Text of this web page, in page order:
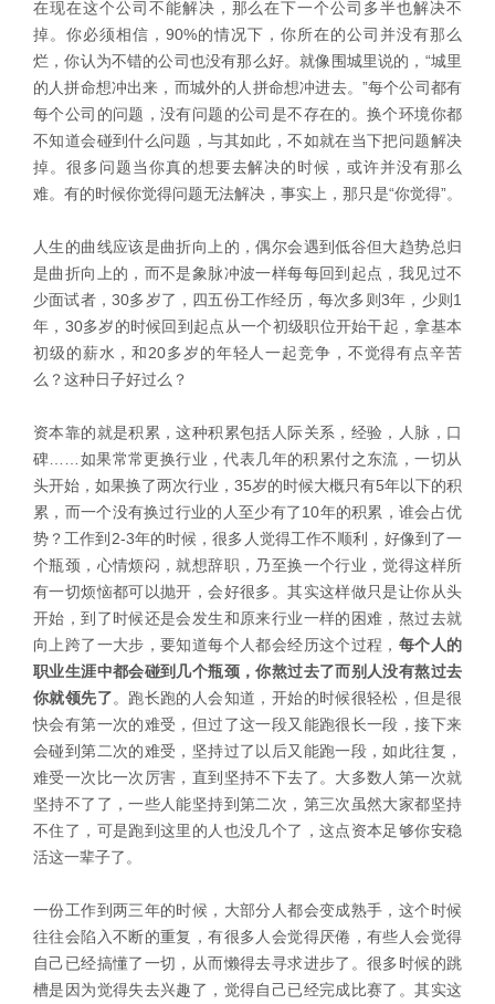
在现在这个公司不能解决，那么在下一个公司多半也解决不
掉。你必须相信，90%的情况下，你所在的公司并没有那么
烂，你认为不错的公司也没有那么好。就像围城里说的，“城里
的人拼命想冲出来，而城外的人拼命想冲进去。”每个公司都有
每个公司的问题，没有问题的公司是不存在的。换个环境你都
不知道会碰到什么问题，与其如此，不如就在当下把问题解决
掉。很多问题当你真的想要去解决的时候，或许并没有那么
难。有的时候你觉得问题无法解决，事实上，那只是“你觉得”。
人生的曲线应该是曲折向上的，偶尔会遇到低谷但大趋势总归
是曲折向上的，而不是象脉冲波一样每每回到起点，我见过不
少面试者，30多岁了，四五份工作经历，每次多则3年，少则1
年，30多岁的时候回到起点从一个初级职位开始干起，拿基本
初级的薪水，和20多岁的年轻人一起竞争，不觉得有点辛苦
么？这种日子好过么？
资本靠的就是积累，这种积累包括人际关系，经验，人脉，口
碑……如果常常更换行业，代表几年的积累付之东流，一切从
头开始，如果换了两次行业，35岁的时候大概只有5年以下的积
累，而一个没有换过行业的人至少有了10年的积累，谁会占优
势？工作到2-3年的时候，很多人觉得工作不顺利，好像到了一
个瓶颈，心情烦闷，就想辞职，乃至换一个行业，觉得这样所
有一切烦恼都可以抛开，会好很多。其实这样做只是让你从头
开始，到了时候还是会发生和原来行业一样的困难，熬过去就
向上跨了一大步，要知道每个人都会经历这个过程， 每个人的
职业生涯中都会碰到几个瓶颈，你熬过去了而别人没有熬过去
你就领先了。跑长跑的人会知道，开始的时候很轻松，但是很
快会有第一次的难受，但过了这一段又能跑很长一段，接下来
会碰到第二次的难受，坚持过了以后又能跑一段，如此往复，
难受一次比一次厉害，直到坚持不下去了。大多数人第一次就
坚持不了了，一些人能坚持到第二次，第三次虽然大家都坚持
不住了，可是跑到这里的人也没几个了，这点资本足够你安稳
活这一辈子了。
一份工作到两三年的时候，大部分人都会变成熟手，这个时候
往往会陷入不断的重复，有很多人会觉得厌倦，有些人会觉得
自己已经搞懂了一切，从而懒得去寻求进步了。很多时候的跳
槽是因为觉得失去兴趣了，觉得自己已经完成比赛了。其实这